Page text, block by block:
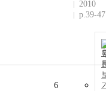
2010
p.39-47
6